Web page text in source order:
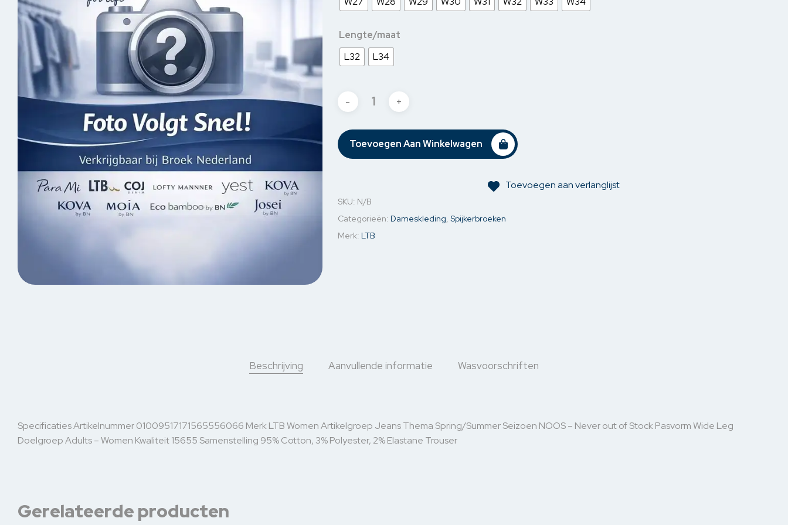
Skorts
Joggers
Jassen & Blazers
Spijkerjassen
Sweaters
Kettingen
Spijkerjassen
Jassen & Blazers
Vesten
Ondergoed
Lengte/maat
L32
L34
Toevoegen Aan Winkelwagen
Toevoegen aan verlanglijst
SKU: N/B
Categorieën: Dameskleding, Spijkerbroeken
Merk: LTB
Beschrijving Aanvullende informatie Wasvoorschriften
Specificaties Artikelnummer 01009517171565556066 Merk LTB Women Artikelgroep Jeans Thema Spring/Summer Seizoen NOOS – Never out of Stock Pasvorm Wide Leg
Doelgroep Adults – Women Kwaliteit 15655 Samenstelling 95% Cotton, 3% Polyester, 2% Elastane Trouser
Gerelateerde producten